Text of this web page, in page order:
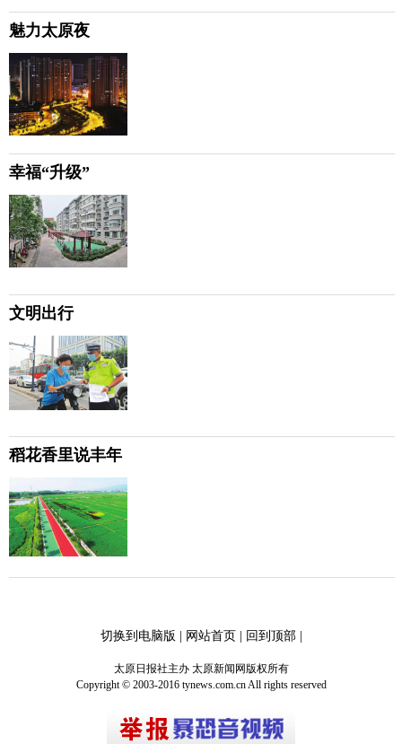
魅力太原夜
幸福“升级”
文明出行
稻花香里说丰年
切换到电脑版 网站首页 回到顶部|
太原日报社主办 太原新闻网版权所有
Copyright © 2003-2016 tynews.com.cn All rights reserved